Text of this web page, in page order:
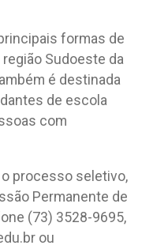
formas de
Sudoeste da
é destinada
de escola
com
processo seletivo,
Permanente de
(73) 3528-9695,
ou